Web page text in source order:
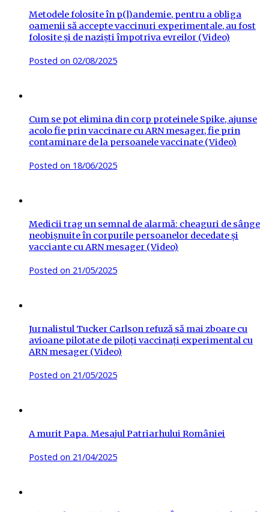
Metodele folosite în p(l)andemie, pentru a obliga
oamenii să accepte vaccinuri experimentale, au fost
folosite și de naziști împotriva evreilor (Video)
Posted on 02/08/2025
Cum se pot elimina din corp proteinele Spike, ajunse
acolo fie prin vaccinare cu ARN mesager, fie prin
contaminare de la persoanele vaccinate (Video)
Posted on 18/06/2025
Medicii trag un semnal de alarmă: cheaguri de sânge
neobișnuite în corpurile persoanelor decedate și
vacciante cu ARN mesager (Video)
Posted on 21/05/2025
Jurnalistul Tucker Carlson refuză să mai zboare cu
avioane pilotate de piloți vaccinați experimental cu
ARN mesager (Video)
Posted on 21/05/2025
A murit Papa. Mesajul Patriarhului României
Posted on 21/04/2025